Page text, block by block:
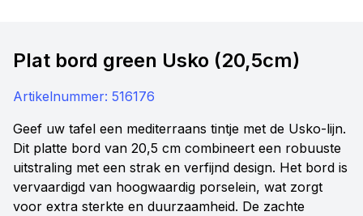
Plat bord green Usko (20,5cm)
Artikelnummer: 516176
Geef uw tafel een mediterraans tintje met de Usko-lijn.
Dit platte bord van 20,5 cm combineert een robuuste
uitstraling met een strak en verfijnd design. Het bord is
vervaardigd van hoogwaardig porselein, wat zorgt
voor extra sterkte en duurzaamheid. De zachte